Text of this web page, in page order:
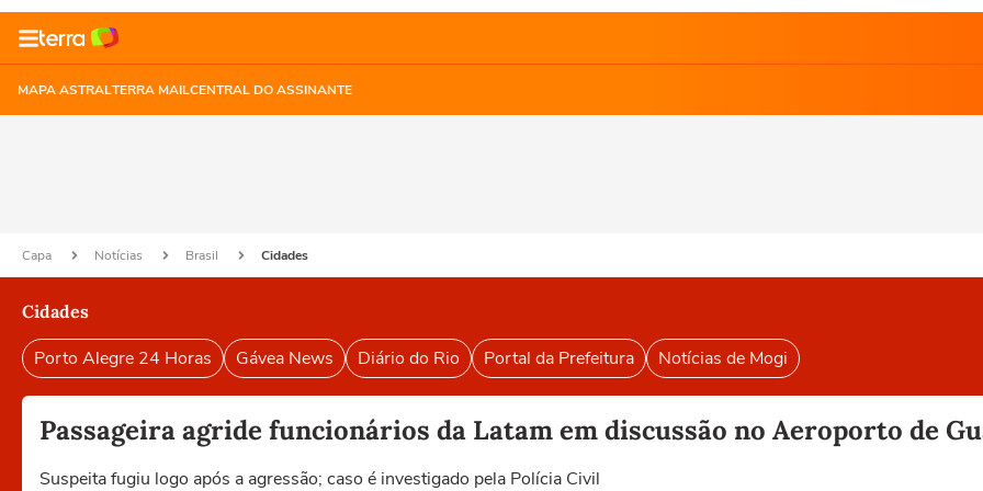
MAPA ASTRALTERRA MAILCENTRAL DO ASSINANTE
Capa Notícias Brasil Cidades
Cidades
Porto Alegre 24 Horas Gávea News Diário do Rio Portal da Prefeitura Notícias de Mogi
Passageira agride funcionários da Latam em discussão no Aeroporto de
Suspeita fugiu logo após a agressão; caso é investigado pela Polícia Civil